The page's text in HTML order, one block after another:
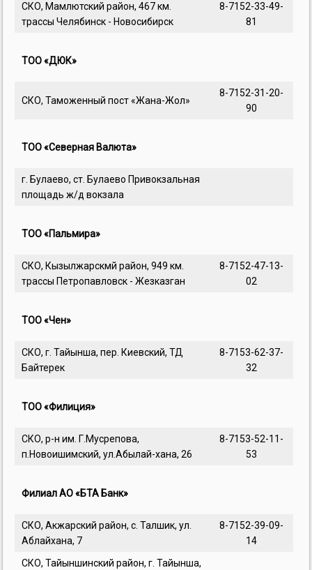
СКО, Мамлютский район, 467 км.
трассы Челябинск - Новосибирск
8-7152-33-49-
81
ТОО «ДЮК»
СКО, Таможенный пост «Жана-Жол»
8-7152-31-20-
90
ТОО «Северная Валюта»
г. Булаево, ст. Булаево Привокзальная
площадь ж/д вокзала
ТОО «Пальмира»
СКО, Кызылжарскмй район, 949 км.
трассы Петропавловск - Жезказган
8-7152-47-13-
02
ТОО «Чен»
СКО, г. Тайынша, пер. Киевский, ТД
Байтерек
8-7153-62-37-
32
ТОО «Филиция»
СКО, р-н им. Г.Мусрепова,
п.Новоишимский, ул.Абылай-хана, 26
8-7153-52-11-
53
Филиал АО «БТА Банк»
СКО, Акжарский район, с. Талшик, ул.
Аблайхана, 7
8-7152-39-09-
14
СКО, Тайыншинский район, г. Тайынша,